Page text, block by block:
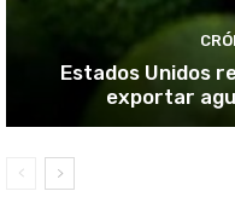
Estados Unidos
exportar